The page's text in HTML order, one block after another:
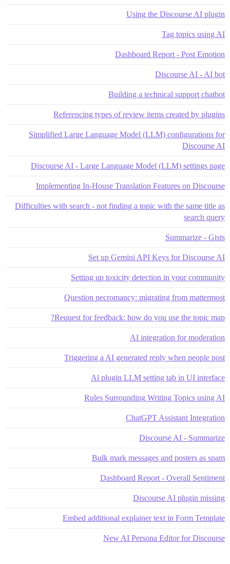
Using the Discourse AI plugin
Tag topics using AI
Dashboard Report - Post Emotion
Discourse AI - AI bot
Building a technical support chatbot
Referencing types of review items created by plugins
Simplified Large Language Model (LLM) configurations for
Discourse AI
Discourse AI - Large Language Model (LLM) settings page
Implementing In-House Translation Features on Discourse
Difficulties with search - not finding a topic with the same title as
search query
Summarize - Gists
Set up Gemini API Keys for Discourse AI
Setting up toxicity detection in your community
Question necromancy: migrating from mattermost
Request for feedback: how do you use the topic map?
AI integration for moderation
Triggering a AI generated reply when people post
Al plugin LLM setting tab in UI interface
Rules Surrounding Writing Topics using AI
ChatGPT Assistant Integration
Discourse AI - Summarize
Bulk mark messages and posters as spam
Dashboard Report - Overall Sentiment
Discourse AI plugin missing
Embed additional explainer text in Form Template
New AI Persona Editor for Discourse